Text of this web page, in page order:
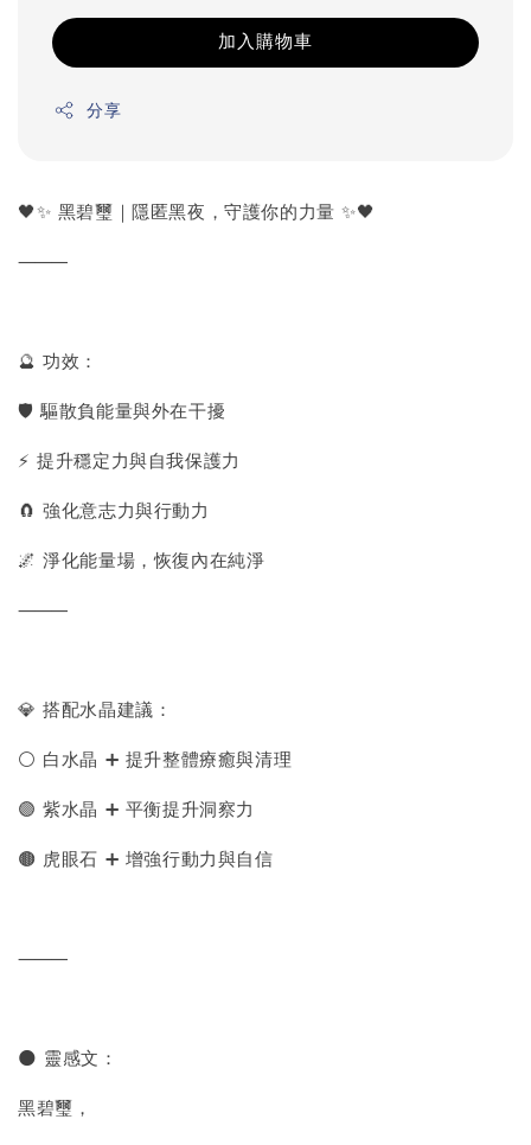
加入購物車
分享
🖤✨ 黑碧璽｜隱匿黑夜，守護你的力量 ✨🖤
⸻
🔮 功效：
🛡 驅散負能量與外在干擾
⚡ 提升穩定力與自我保護力
🧲 強化意志力與行動力
🌌 淨化能量場，恢復內在純淨
⸻
💎 搭配水晶建議：
⚪ 白水晶 ➕ 提升整體療癒與清理
🟣 紫水晶 ➕ 平衡提升洞察力
🟤 虎眼石 ➕ 增強行動力與自信
⸻
🌑 靈感文：
黑碧璽，